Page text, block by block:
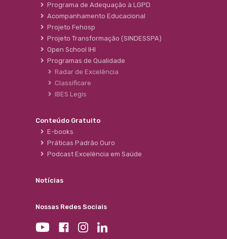
Programa de Adequação à LGPD
Acompanhamento Educacional
Projeto Fehosp
Projeto Transformação (SINDESSPA)
Open School IHI
Programas de Qualidade
Radar de Excelência
Classificare
IBES Legis
Conteúdo Gratuito
E-books
Práticas Padrão Ouro
Podcast Excelência em Saúde
Notícias
Nossas Redes Sociais